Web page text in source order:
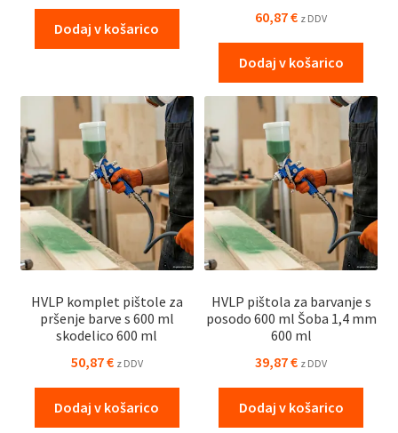
Dodaj v košarico
60,87€ z DDV
Dodaj v košarico
HVLP komplet pištole za
pršenje barve s 600 ml
skodelico 600 ml
50,87€ z DDV
Dodaj v košarico
HVLP pištola za barvanje s
posodo 600 ml Šoba 1,4 mm
600 ml
39,87€ z DDV
Dodaj v košarico